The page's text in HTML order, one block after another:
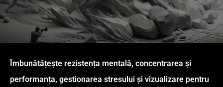
Îmbunătățește rezistența mentală, concentrarea și
performanța, gestionarea stresului și vizualizare pentru